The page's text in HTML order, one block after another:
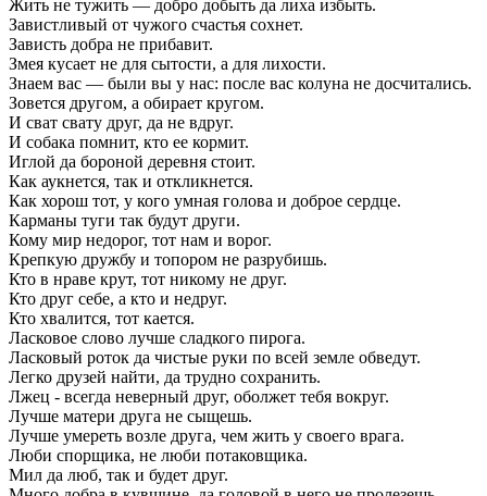
Жить не тужить — добро добыть да лиха избыть.
Завистливый от чужого счастья сохнет.
Зависть добра не прибавит.
Змея кусает не для сытости, а для лихости.
Знаем вас — были вы у нас: после вас колуна не досчитались.
Зовется другом, а обирает кругом.
И сват свату друг, да не вдруг.
И собака помнит, кто ее кормит.
Иглой да бороной деревня стоит.
Как аукнется, так и откликнется.
Как хорош тот, у кого умная голова и доброе сердце.
Карманы туги так будут други.
Кому мир недорог, тот нам и ворог.
Крепкую дружбу и топором не разрубишь.
Кто в нраве крут, тот никому не друг.
Кто друг себе, а кто и недруг.
Кто хвалится, тот кается.
Ласковое слово лучше сладкого пирога.
Ласковый роток да чистые руки по всей земле обведут.
Легко друзей найти, да трудно сохранить.
Лжец - всегда неверный друг, оболжет тебя вокруг.
Лучше матери друга не сыщешь.
Лучше умереть возле друга, чем жить у своего врага.
Люби спорщика, не люби потаковщика.
Мил да люб, так и будет друг.